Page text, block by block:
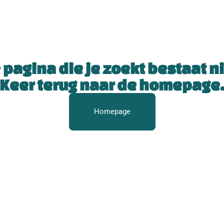
pagina die je zoekt bestaat
Keer terug naar de homepage.
Homepage